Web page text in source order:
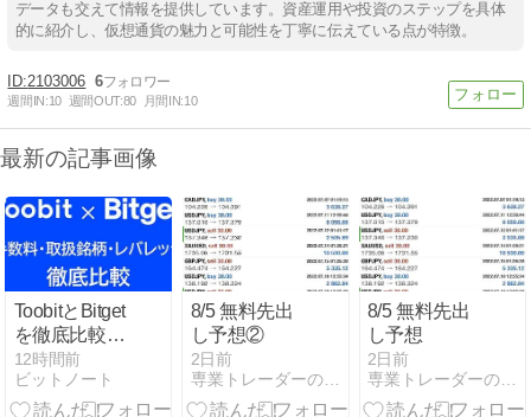
データも交えて情報を提供しています。資産運用や投資のステップを具体
的に紹介し、仮想通貨の魅力と可能性を丁寧に伝えている点が特徴。
2103006 6
週間IN:10 週間OUT:80 月間IN:10
最新の記事画像
ToobitとBitget
を徹底比較！
手数料や取扱
銘柄・レバレ
ッジなどの違
12時間前
ビットノート
8/5 無料先出
し予想②
2日前
専業トレーダーの裏情報
8/5 無料先出
し予想
2日前
専業トレーダーの裏情報